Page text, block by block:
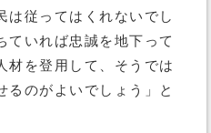
は従ってはくれないでし
ていれば忠誠を地下って
材を登用して、そうでは
るのがよいでしょう」と